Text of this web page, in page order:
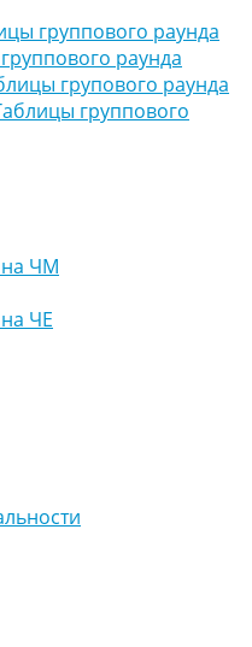
группового раунда
раунда
групового раунда
группового
на ЧМ
ЧЕ